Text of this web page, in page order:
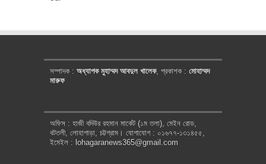
সম্পাদক : অধ্যাপক মুহাম্মদ আবদুল খালেক, প্রকাশক : মোহাম্মদ
মারুফ
অফিস : হাজী বদিউর রহমান মার্কেট (১ম তলা), মেইন রোড,
বটতলী, লোহাগাড়া, চট্টগ্রাম। যোগাযোগ : ০১৬৭৭-১৩১৪৫৫,
ইমেইল : lohagaranews365@gmail.com